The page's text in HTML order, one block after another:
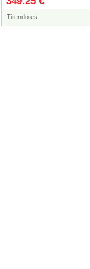
Tirendo.es